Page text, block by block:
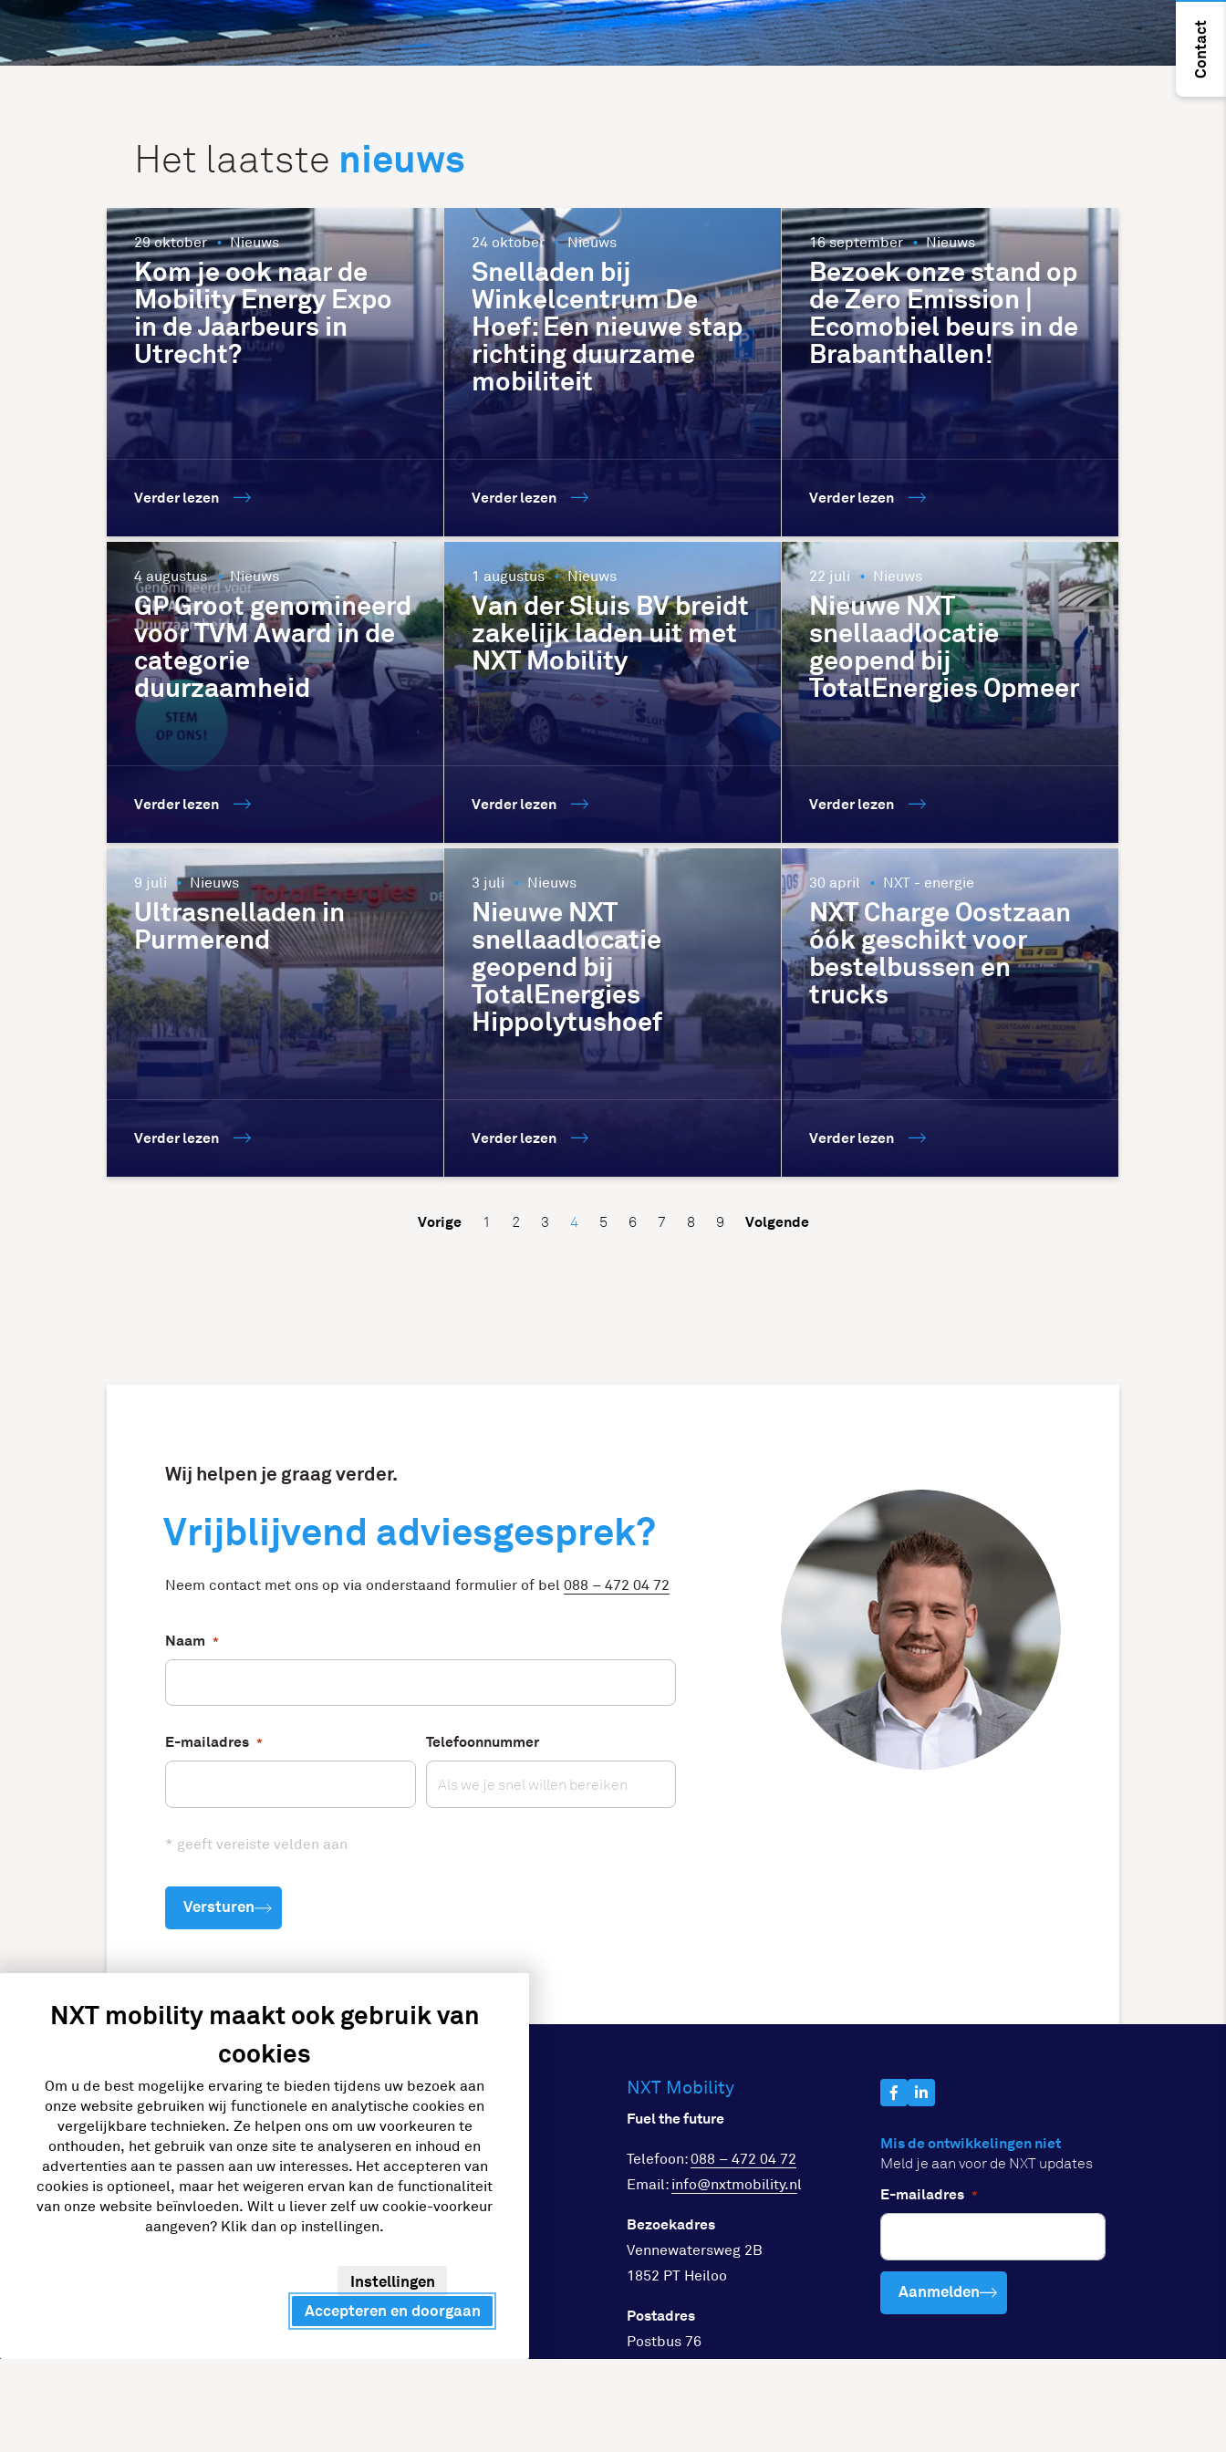
Het laatste nieuws
29 oktober Nieuws
Kom je ook naar de
Mobility Energy Expo
in de Jaarbeurs in
Utrecht?
Verder lezen
24 oktober Nieuws
Snelladen bij
Winkelcentrum De
Hoef: Een nieuwe stap
richting duurzame
mobiliteit
Verder lezen
16 september Nieuws
Bezoek onze stand op
de Zero Emission |
Ecomobiel beurs in de
Brabanthallen!
Verder lezen
4 augustus Nieuws
GP Groot genomineerd
voor TVM Award in de
categorie
duurzaamheid
Verder lezen
1 augustus Nieuws
Van der Sluis BV breidt
zakelijk laden uit met
NXT Mobility
Verder lezen
22 juli Nieuws
Nieuwe NXT
snellaadlocatie
geopend bij
TotalEnergies Opmeer
Verder lezen
9 juli Nieuws
Ultrasnelladen in
Purmerend
Verder lezen
3 juli Nieuws
Nieuwe NXT
snellaadlocatie
geopend bij
TotalEnergies
Hippolytushoef
Verder lezen
30 april NXT - energie
NXT Charge Oostzaan
óók geschikt voor
bestelbussen en
trucks
Verder lezen
Vorige 1 2 3 4 5 6 7 8 9 Volgende
Wij helpen je graag verder.
Vrijblijvend adviesgesprek?
Neem contact met ons op via onderstaand formulier of bel 088 – 472 04 72
Naam *
E-mailadres * Telefoonnummer
* geeft vereiste velden aan
Versturen
Contact
Ga snel naar
Laadoplossingen
Voor thuis
Bij het bedrijf
Snelladers
Branches
Vastgoed
Tankstations
Thuis
Dealers en lease
Retail en horeca
NXT Mobility
Fuel the future
Telefoon:088 – 472 04 72
Email: info@nxtmobility.nl
Bezoekadres
Vennewatersweg 2B
1852 PT Heiloo
Postadres
Postbus 76
Mis de ontwikkelingen niet
Meld je aan voor de NXT updates
E-mailadres *
Aanmelden
NXT mobility maakt ook gebruik van
cookies
Om u de best mogelijke ervaring te bieden tijdens uw bezoek aan
onze website gebruiken wij functionele en analytische cookies en
vergelijkbare technieken. Ze helpen ons om uw voorkeuren te
onthouden, het gebruik van onze site te analyseren en inhoud en
advertenties aan te passen aan uw interesses. Het accepteren van
cookies is optioneel, maar het weigeren ervan kan de functionaliteit
van onze website beïnvloeden. Wilt u liever zelf uw cookie-voorkeur
aangeven? Klik dan op instellingen.
Instellingen
Accepteren en doorgaan